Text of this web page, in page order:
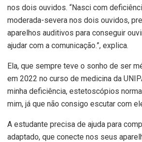
nos dois ouvidos. “Nasci com
moderada-severa nos dois ouvidos,
aparelhos auditivos para conseguir
ajudar com a comunicação.”, explica.
Ela, que sempre teve o sonho de ser
em 2022 no curso de medicina da
minha deficiência, estetoscópios
mim, já que não consigo escutar com
A estudante precisa de ajuda para
adaptado, que conecte nos seus